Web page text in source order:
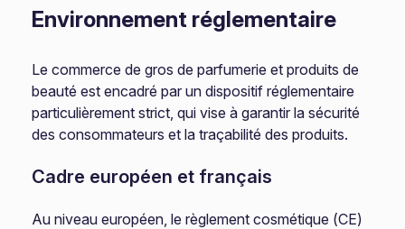
Environnement réglementaire
Le commerce de gros de parfumerie et produits de
beauté est encadré par un dispositif réglementaire
particulièrement strict, qui vise à garantir la sécurité
des consommateurs et la traçabilité des produits.
Cadre européen et français
Au niveau européen, le règlement cosmétique (CE)